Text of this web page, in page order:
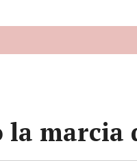
la marcia